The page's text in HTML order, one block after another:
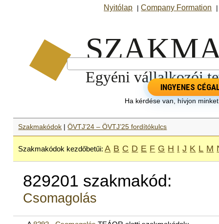
Nyitólap |Company Formation
INGYENES
Ha kérdése van, hívjon
Szakmakódok |ÖVTJ’24 – ÖVTJ’25 fordítókulcs
Szakmakódok kezdőbetűi: A B C D E F G H I J K L M
829201 szakmakód:
Csomagolás